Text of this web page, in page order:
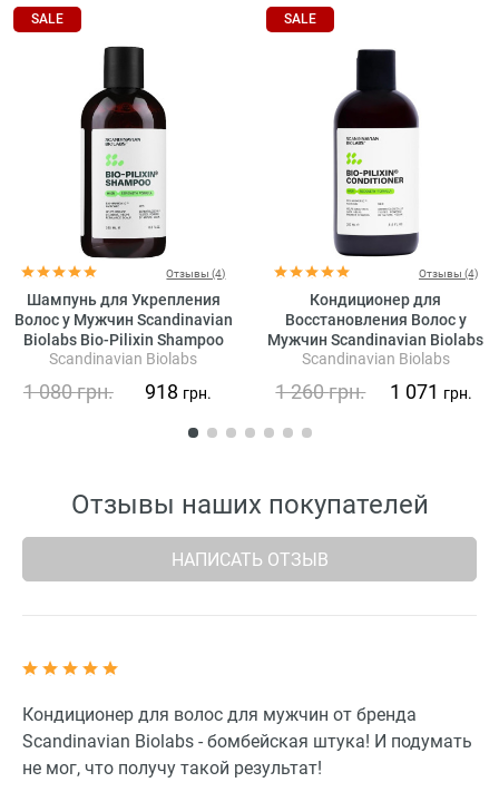
SALE
Отзывы (4)
Шампунь для Укрепления
Волос у Мужчин Scandinavian
Biolabs Bio-Pilixin Shampoo
Hair Strength Formula Men
Scandinavian Biolabs
1 080грн. 918 грн.
SALE
Отзывы (4)
Кондиционер для
Восстановления Волос у
Мужчин Scandinavian Biolabs
Bio-Pilixin Conditioner Hair
Scandinavian Biolabs
1 260грн. 1 071 грн.
Отзывы наших покупателей
НАПИСАТЬ ОТЗЫВ
Кондиционер для волос для мужчин от бренда
Scandinavian Biolabs - бомбейская штука! И подумать
не мог, что получу такой результат!